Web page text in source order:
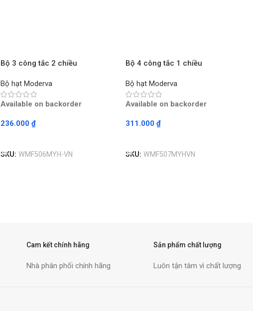
Bộ 3 công tắc 2 chiều
PANASONIC – Bộ
Bộ hạt Moderva
Available on backorder
236.000₫
SKU:WMF506MYH-VN
Bộ 4 công tắc 1 chiều
PANASONIC – Bộ
Bộ hạt Moderva
Available on backorder
311.000₫
SKU:WMF507MYHVN
Cam kết chính hãng
Nhà phân phối chính hãng
Sản phẩm chất lượng
Luôn tận tâm vì chất lượng